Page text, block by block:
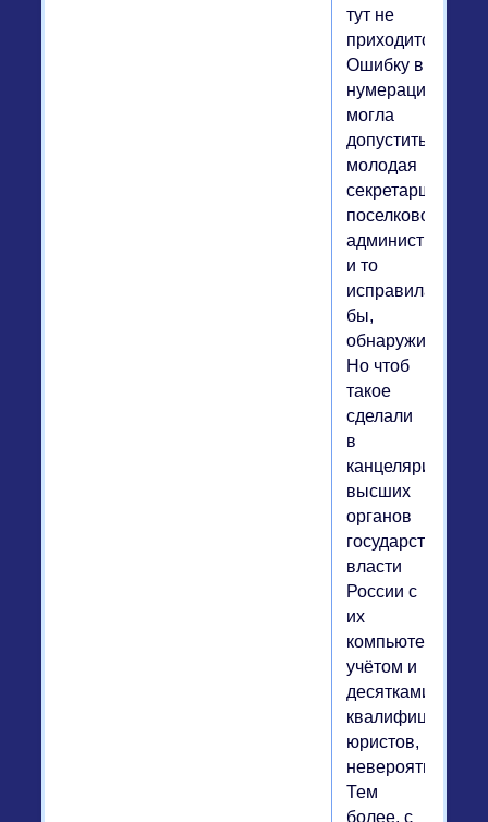
тут не
приходится.
Ошибку в
нумерации
могла
допустить
молодая
секретарша
поселковой
администрации
и то
исправила
бы,
обнаружив.
Но чтоб
такое
сделали
в
канцеляриях
высших
органов
государственной
власти
России с
их
компьютерным
учётом и
десятками
юристов,
невероятно.
Тем
более, с